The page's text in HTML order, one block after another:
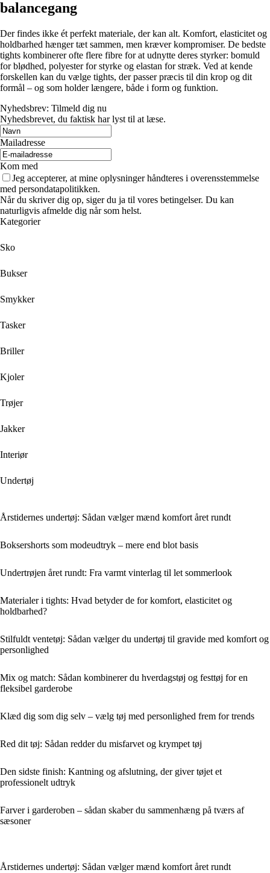
balancegang
Der findes ikke ét perfekt materiale, der kan alt. Komfort, elasticitet og
holdbarhed hænger tæt sammen, men kræver kompromiser. De bedste
tights kombinerer ofte flere fibre for at udnytte deres styrker: bomuld
for blødhed, polyester for styrke og elastan for stræk. Ved at kende
forskellen kan du vælge tights, der passer præcis til din krop og dit
formål – og som holder længere, både i form og funktion.
Nyhedsbrev: Tilmeld dig nu
Nyhedsbrevet, du faktisk har lyst til at læse.
Mailadresse
Kom med
Jeg accepterer, at mine oplysninger håndteres i overensstemmelse
med persondatapolitikken.
Når du skriver dig op, siger du ja til vores betingelser. Du kan
naturligvis afmelde dig når som helst.
Kategorier
Sko
Bukser
Smykker
Tasker
Briller
Kjoler
Trøjer
Jakker
Interiør
Undertøj
Årstidernes undertøj: Sådan vælger mænd komfort året rundt
Boksershorts som modeudtryk – mere end blot basis
Undertrøjen året rundt: Fra varmt vinterlag til let sommerlook
Materialer i tights: Hvad betyder de for komfort, elasticitet og
holdbarhed?
Stilfuldt ventetøj: Sådan vælger du undertøj til gravide med komfort og
personlighed
Mix og match: Sådan kombinerer du hverdagstøj og festtøj for en
fleksibel garderobe
Klæd dig som dig selv – vælg tøj med personlighed frem for trends
Red dit tøj: Sådan redder du misfarvet og krympet tøj
Den sidste finish: Kantning og afslutning, der giver tøjet et
professionelt udtryk
Farver i garderoben – sådan skaber du sammenhæng på tværs af
sæsoner
Årstidernes undertøj: Sådan vælger mænd komfort året rundt